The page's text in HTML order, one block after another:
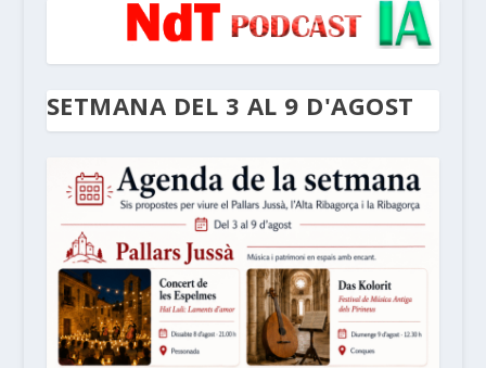
SETMANA DEL 3 AL 9 D'AGOST